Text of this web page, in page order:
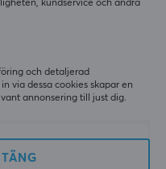
TOFU60 Redux - Acrylic
(100)
kundservice och andra
och detaljerad
via dessa cookies skapar en
annonsering till just dig.